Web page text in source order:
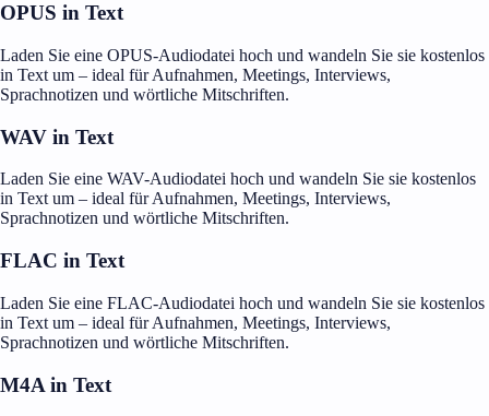
OPUS in Text
Laden Sie eine OPUS-Audiodatei hoch und wandeln Sie sie kostenlos
in Text um – ideal für Aufnahmen, Meetings, Interviews,
Sprachnotizen und wörtliche Mitschriften.
WAV in Text
Laden Sie eine WAV-Audiodatei hoch und wandeln Sie sie kostenlos
in Text um – ideal für Aufnahmen, Meetings, Interviews,
Sprachnotizen und wörtliche Mitschriften.
FLAC in Text
Laden Sie eine FLAC-Audiodatei hoch und wandeln Sie sie kostenlos
in Text um – ideal für Aufnahmen, Meetings, Interviews,
Sprachnotizen und wörtliche Mitschriften.
M4A in Text